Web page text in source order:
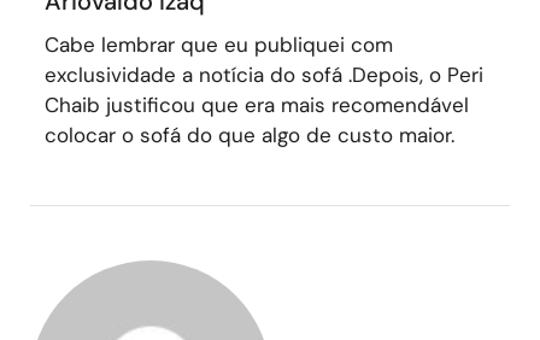
Cabe lembrar que eu publiquei com
exclusividade a notícia do sofá .Depois, o Peri
Chaib justificou que era mais recomendável
colocar o sofá do que algo de custo maior.